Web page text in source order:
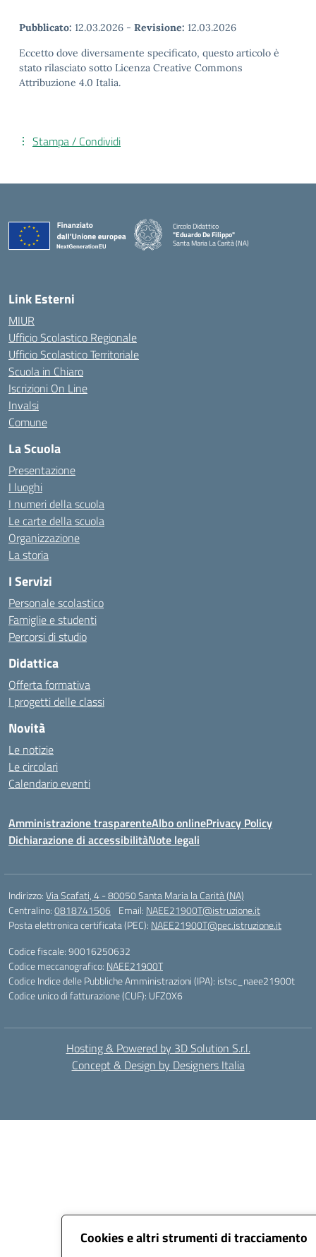
Cookies e altri strumenti di tracciamento
Pubblicato: 12.03.2026 - Revisione: 12.03.2026
Eccetto dove diversamente specificato, questo articolo è
stato rilasciato sotto Licenza Creative Commons
Attribuzione 4.0 Italia.
Stampa / Condividi
Circolo Didattico
"Eduardo De Filippo"
Santa Maria La Carità (NA)
Link Esterni
MIUR
Ufficio Scolastico Regionale
Ufficio Scolastico Territoriale
Scuola in Chiaro
Iscrizioni On Line
Invalsi
Comune
La Scuola
Presentazione
I luoghi
I numeri della scuola
Le carte della scuola
Organizzazione
La storia
I Servizi
Personale scolastico
Famiglie e studenti
Percorsi di studio
Didattica
Offerta formativa
I progetti delle classi
Novità
Le notizie
Le circolari
Calendario eventi
Amministrazione trasparenteAlbo onlinePrivacy Policy
Dichiarazione di accessibilitàNote legali
Indirizzo:Via Scafati, 4 - 80050 Santa Maria la Carità (NA)
Centralino:0818741506 Email: NAEE21900T@istruzione.it
Posta elettronica certificata (PEC): NAEE21900T@pec.istruzione.it
Codice fiscale: 90016250632
Codice meccanografico: NAEE21900T
Codice Indice delle Pubbliche Amministrazioni (IPA): istsc_naee21900t
Codice unico di fatturazione (CUF): UFZ0X6
Hosting & Powered by 3D Solution S.r.l.
Concept & Design by Designers Italia